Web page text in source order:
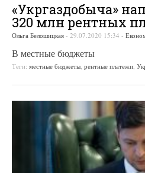
«Укргаздобыча»
320 млн рентных
Ольга Белошицкая - 29.07.2020 15:34 -
В местные бюджеты
Теги: местные бюджеты, рентные платежи,